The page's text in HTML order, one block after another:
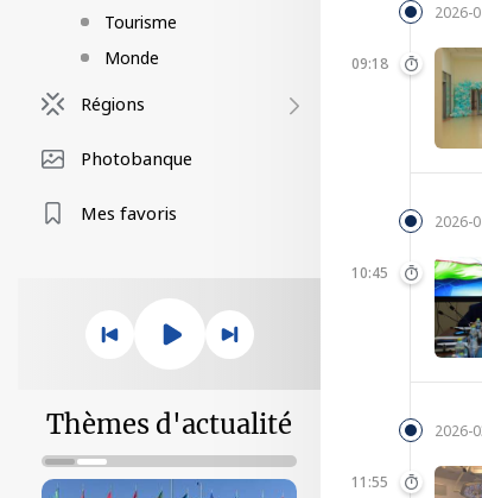
Tourisme
Monde
Régions
Photobanque
Mes favoris
Thèmes d'actualité
2026-
09:18
2026-
10:45
2026-
11:55